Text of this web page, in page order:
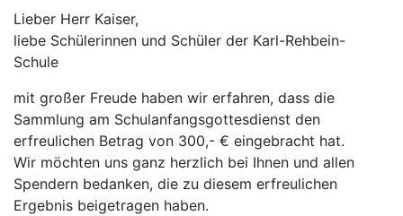
Lieber Herr Kaiser,
liebe Schülerinnen und Schüler der Karl-Rehbein-
Schule
mit großer Freude haben wir erfahren, dass die
Sammlung am Schulanfangsgottesdienst den
erfreulichen Betrag von 300,- € eingebracht hat.
Wir möchten uns ganz herzlich bei Ihnen und allen
Spendern bedanken, die zu diesem erfreulichen
Ergebnis beigetragen haben.